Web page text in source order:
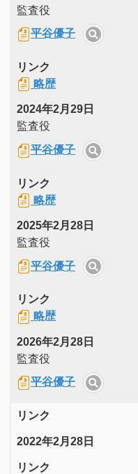
監査役
平谷優子
リンク
略歴
2024年2月29日
監査役
平谷優子
リンク
略歴
2025年2月28日
監査役
平谷優子
リンク
略歴
2026年2月28日
監査役
平谷優子
リンク
2022年2月28日
リンク